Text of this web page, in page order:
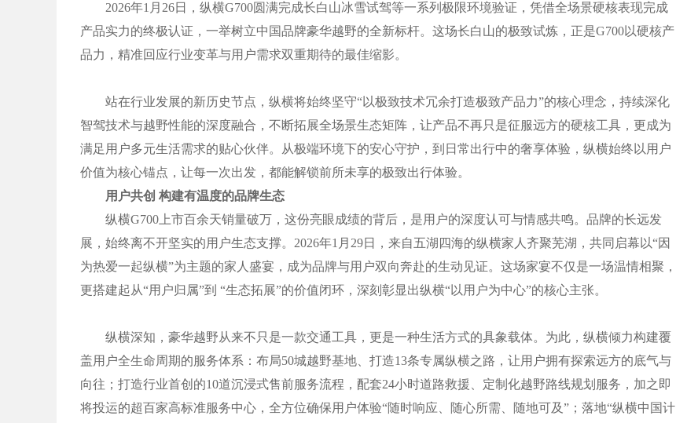
2026年1月26日，纵横G700圆满完成长白山冰雪试驾等一系列极限环境验证，凭借全场景硬核表现完成
产品实力的终极认证，一举树立中国品牌豪华越野的全新标杆。这场长白山的极致试炼，正是G700以硬核产
品力，精准回应行业变革与用户需求双重期待的最佳缩影。
站在行业发展的新历史节点，纵横将始终坚守“以极致技术冗余打造极致产品力”的核心理念，持续深化
智驾技术与越野性能的深度融合，不断拓展全场景生态矩阵，让产品不再只是征服远方的硬核工具，更成为
满足用户多元生活需求的贴心伙伴。从极端环境下的安心守护，到日常出行中的奢享体验，纵横始终以用户
价值为核心锚点，让每一次出发，都能解锁前所未享的极致出行体验。
用户共创 构建有温度的品牌生态
纵横G700上市百余天销量破万，这份亮眼成绩的背后，是用户的深度认可与情感共鸣。品牌的长远发
展，始终离不开坚实的用户生态支撑。2026年1月29日，来自五湖四海的纵横家人齐聚芜湖，共同启幕以“因
为热爱一起纵横”为主题的家人盛宴，成为品牌与用户双向奔赴的生动见证。这场家宴不仅是一场温情相聚，
更搭建起从“用户归属”到 “生态拓展”的价值闭环，深刻彰显出纵横“以用户为中心”的核心主张。
纵横深知，豪华越野从来不只是一款交通工具，更是一种生活方式的具象载体。为此，纵横倾力构建覆
盖用户全生命周期的服务体系：布局50城越野基地、打造13条专属纵横之路，让用户拥有探索远方的底气与
向往；打造行业首创的10道沉浸式售前服务流程，配套24小时道路救援、定制化越野路线规划服务，加之即
将投运的超百家高标准服务中心，全方位确保用户体验“随时响应、随心所需、随地可及”；落地“纵横中国计